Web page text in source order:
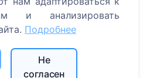
Услуги
и анализировать
Подробнее
Не
согласен